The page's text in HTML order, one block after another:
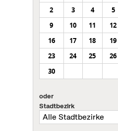
2
3 4 5
9
10 11 12
16
17 18 19
23
24 25 26
30
oder
Stadtbezirk